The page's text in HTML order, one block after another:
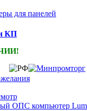
для панелей
КП